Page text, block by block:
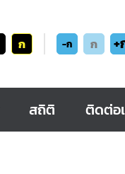
ก -ก ก +
สถิติ ติดต่อ